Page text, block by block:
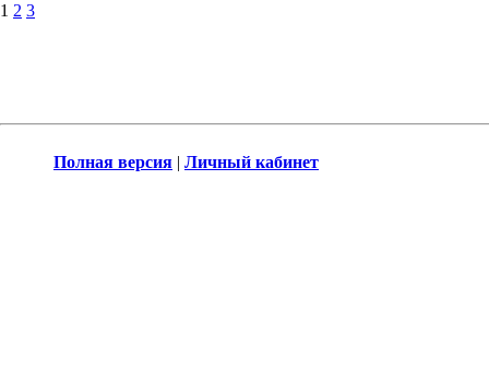
1 2 3
Полная версия | Личный кабинет